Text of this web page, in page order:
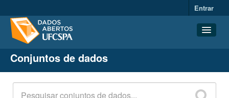
Entrar
Conjuntos de dados
Organizações
Grupos
Conjuntos de dados